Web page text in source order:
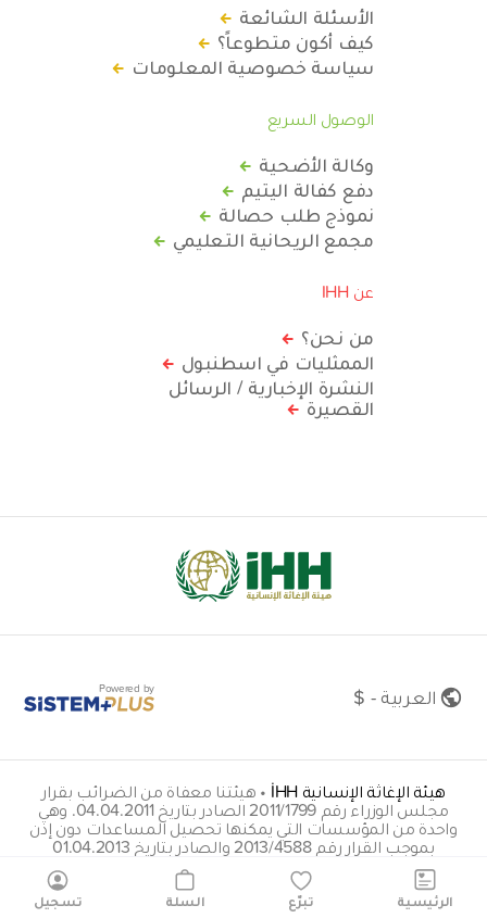
الأسئلة الشائعة
كيف أكون متطوعاً؟
سياسة خصوصية المعلومات
الوصول السريع
وكالة الأضحية
دفع كفالة اليتيم
نموذج طلب حصالة
مجمع الريحانية التعليمي
عن IHH
من نحن؟
الممثليات في اسطنبول
النشرة الإخبارية / الرسائل
القصيرة
العربية - $ Powered by
هيئة الإغاثة الإنسانية İHH • هيئتنا معفاة من الضرائب بقرار
مجلس الوزراء رقم 2011/1799 الصادر بتاريخ 04.04.2011. وهي
واحدة من المؤسسات التي يمكنها تحصيل المساعدات دون إذن
بموجب القرار رقم 2013/4588 والصادر بتاريخ 01.04.2013
insani@hs01.kep.tr
الرئيسية تبرّع السلة تسجيل